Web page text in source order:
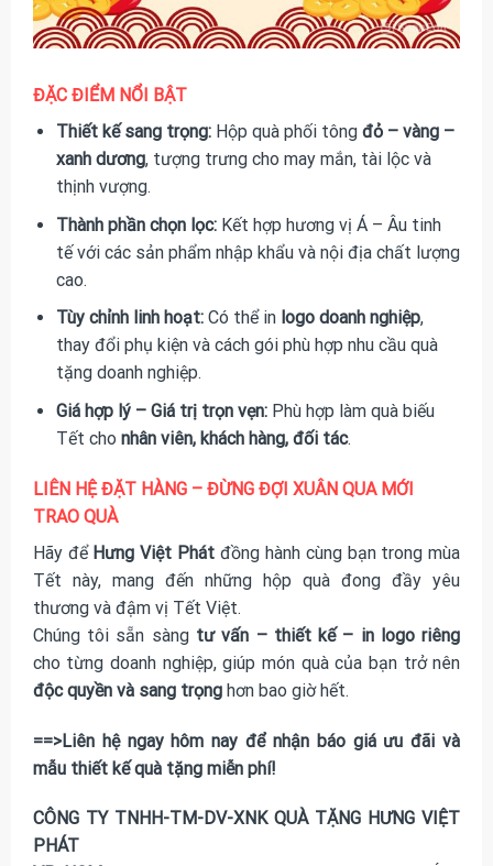
ĐẶC ĐIỂM NỔI BẬT
Thiết kế sang trọng:Hộp quà phối tông đỏ – vàng –
xanh dương, tượng trưng cho may mắn, tài lộc và
thịnh vượng.
Thành phần chọn lọc:Kết hợp hương vị Á – Âu tinh
tế với các sản phẩm nhập khẩu và nội địa chất lượng
cao.
Tùy chỉnh linh hoạt:Có thể in logo doanh nghiệp,
thay đổi phụ kiện và cách gói phù hợp nhu cầu quà
tặng doanh nghiệp.
Giá hợp lý – Giá trị trọn vẹn:Phù hợp làm quà biếu
Tết cho nhân viên, khách hàng, đối tác.
LIÊN HỆ ĐẶT HÀNG – ĐỪNG ĐỢI XUÂN QUA MỚI
TRAO QUÀ
Hãy để Hưng Việt Phát đồng hành cùng bạn trong mùa
Tết này, mang đến những hộp quà đong đầy yêu
thương và đậm vị Tết Việt.
Chúng tôi sẵn sàng tư vấn – thiết kế – in logo riêng
cho từng doanh nghiệp, giúp món quà của bạn trở nên
độc quyền và sang trọnghơn bao giờ hết.
==>Liên hệ ngay hôm nay để nhận báo giá ưu đãi và
mẫu thiết kế quà tặng miễn phí!
CÔNG TY TNHH-TM-DV-XNK QUÀ TẶNG HƯNG VIỆT
PHÁT